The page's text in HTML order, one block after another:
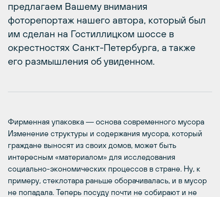
предлагаем Вашему внимания
фоторепортаж нашего автора, который был
им сделан на Гостиллицком шоссе в
окрестностях Санкт-Петербурга, а также
его размышления об увиденном.
Фирменная упаковка ― основа современного мусора
Изменение структуры и содержания мусора, который
граждане выносят из своих домов, может быть
интересным «материалом» для исследования
социально-экономических процессов в стране. Ну, к
примеру, стеклотара раньше оборачивалась, и в мусор
не попадала. Теперь посуду почти не собирают и не